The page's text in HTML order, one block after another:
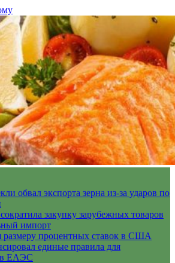
обвал экспорта зерна из-за ударов по
закупку зарубежных товаров
импорт
размеру процентных ставок в США
единые правила для
в ЕАЭС